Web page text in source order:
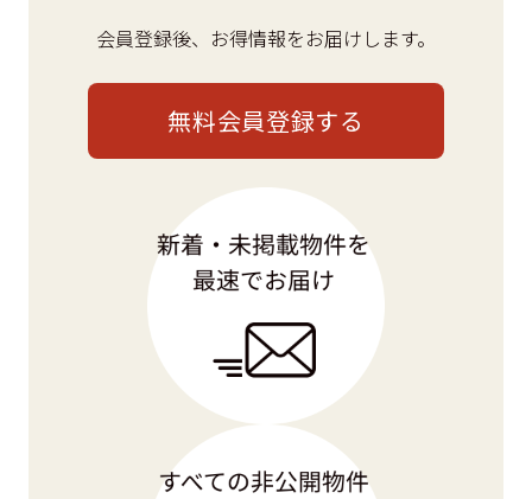
会員登録後、 お得情報をお届けします。
無料会員登録する